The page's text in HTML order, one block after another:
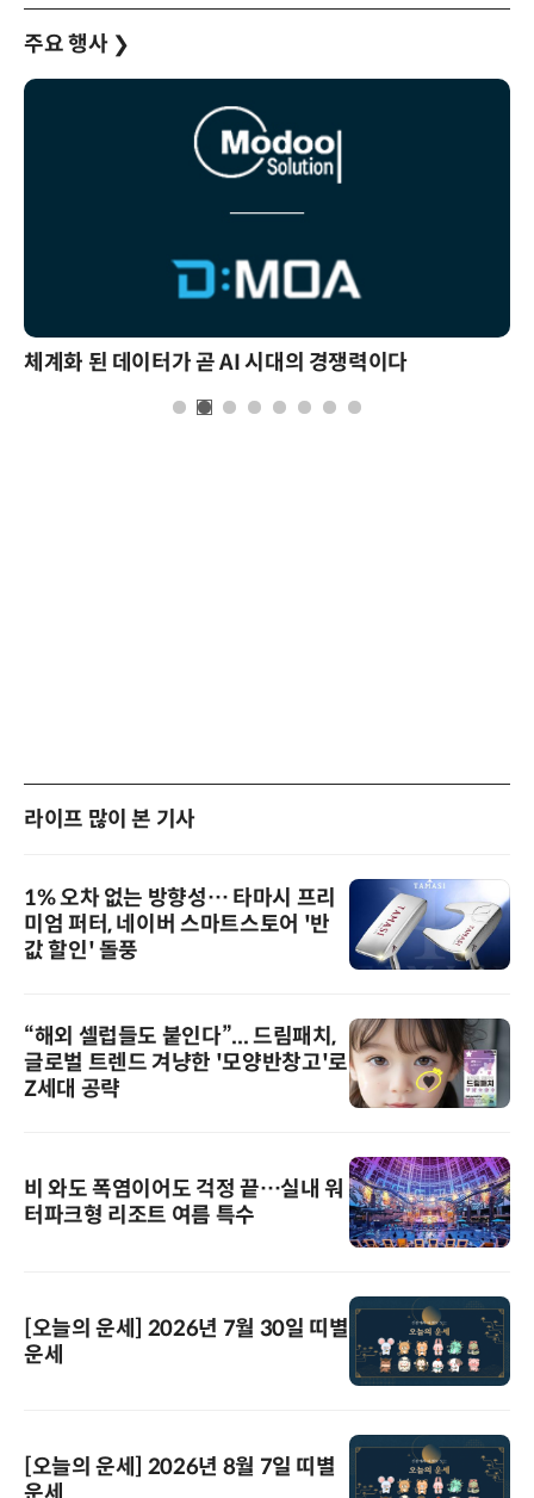
주요 행사 ❯
체계화 된 데이터가 곧 AI 시대의 경쟁력이다
라이프 많이 본 기사
1% 오차 없는 방향성… 타마시 프리
미엄 퍼터, 네이버 스마트스토어 '반
값 할인' 돌풍
“해외 셀럽들도 붙인다”... 드림패치,
글로벌 트렌드 겨냥한 '모양반창고'로
Z세대 공략
비 와도 폭염이어도 걱정 끝…실내 워
터파크형 리조트 여름 특수
[오늘의 운세] 2026년 7월 30일 띠별
운세
[오늘의 운세] 2026년 8월 7일 띠별